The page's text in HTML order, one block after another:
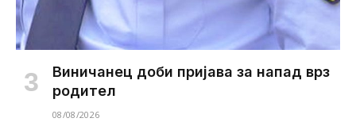
Виничанец доби пријава за напад врз
родител
08/08/2026